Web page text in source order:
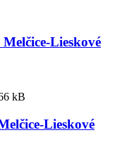
Lieskové
kB
Lieskové